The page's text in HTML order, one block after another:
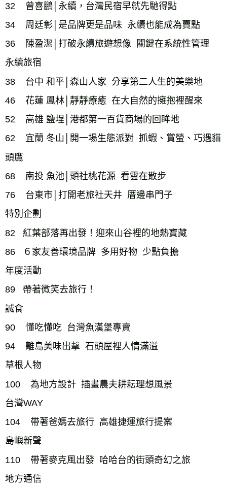
32    曾喜鵬│永續，台灣民宿早就先馳得點
34    周廷彰│是品牌更是品味  永續也能成為賣點
36    陳盈潔│打破永續旅遊想像  關鍵在系統性管理
永續旅宿
38    台中 和平│森山人家  分享第二人生的美樂地
46    花蓮 鳳林│靜靜療癒  在大自然的擁抱裡醒來
52    高雄 鹽埕│港都第一百貨商場的回眸地
62    宜蘭 冬山│開一場生態派對  抓蝦、賞螢、巧遇貓
頭鷹
68    南投 魚池│頭社桃花源  看雲在散步
76    台東市│打開老旅社天井  厝邊串門子
特別企劃
82   紅葉部落再出發！迎來山谷裡的地熱寶藏
86   ６家友善環境品牌  多用好物  少點負擔
年度活動
89   帶著微笑去旅行！
誠食
90    懂吃懂吃  台灣魚漢堡專賣
94    離島美味出擊  石頭屋裡人情滿溢
草根人物
100    為地方設計  插畫農夫耕耘理想風景
台灣WAY
104    帶著爸媽去旅行  高雄捷運旅行提案
島嶼新聲
110    帶著麥克風出發  哈哈台的街頭奇幻之旅
地方通信